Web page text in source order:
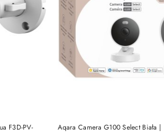
F3D-PV-
Aqara Camera G100 Select Biała |
DODAJ DO